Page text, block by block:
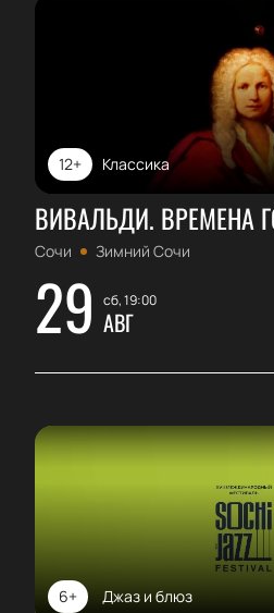
Классика
12+
ВИВАЛЬДИ. ВРЕМЕНА
Сочи Зимний Сочи
29 сб, 19:00
АВГ
Джаз и блюз
6+